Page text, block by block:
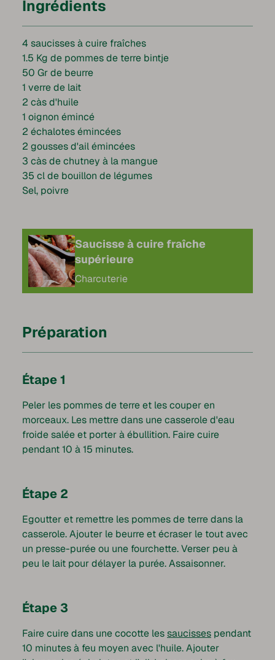
Ingrédients
4 saucisses à cuire fraîches
1.5 Kg de pommes de terre bintje
50 Gr de beurre
1 verre de lait
2 càs d'huile
1 oignon émincé
2 échalotes émincées
2 gousses d'ail émincées
3 càs de chutney à la mangue
35 cl de bouillon de légumes
Sel, poivre
Saucisse à cuire fraîche
supérieure
Charcuterie
Préparation
Étape 1
Peler les pommes de terre et les couper en
morceaux. Les mettre dans une casserole d'eau
froide salée et porter à ébullition. Faire cuire
pendant 10 à 15 minutes.
Étape 2
Egoutter et remettre les pommes de terre dans la
casserole. Ajouter le beurre et écraser le tout avec
un presse-purée ou une fourchette. Verser peu à
peu le lait pour délayer la purée. Assaisonner.
Étape 3
Faire cuire dans une cocotte lessaucisses pendant
10 minutes à feu moyen avec l'huile. Ajouter